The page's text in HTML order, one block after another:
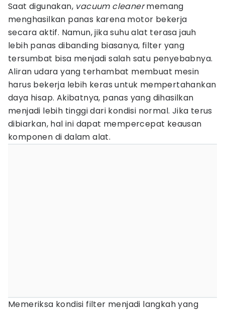
Saat digunakan, vacuum cleanermemang
menghasilkan panas karena motor bekerja
secara aktif. Namun, jika suhu alat terasa jauh
lebih panas dibanding biasanya, filter yang
tersumbat bisa menjadi salah satu penyebabnya.
Aliran udara yang terhambat membuat mesin
harus bekerja lebih keras untuk mempertahankan
daya hisap. Akibatnya, panas yang dihasilkan
menjadi lebih tinggi dari kondisi normal. Jika terus
dibiarkan, hal ini dapat mempercepat keausan
komponen di dalam alat.
Memeriksa kondisi filter menjadi langkah yang